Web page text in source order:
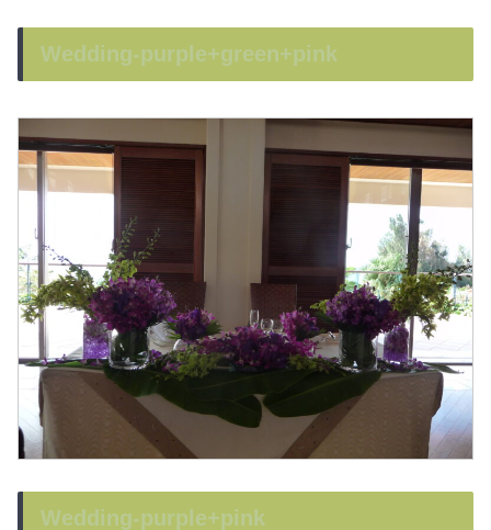
Wedding-purple+green+pink
Wedding-purple+pink